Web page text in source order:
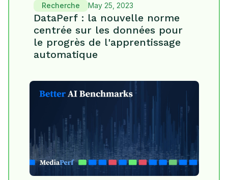
Recherche May 25, 2023
DataPerf : la nouvelle norme
centrée sur les données pour
le progrès de l'apprentissage
automatique